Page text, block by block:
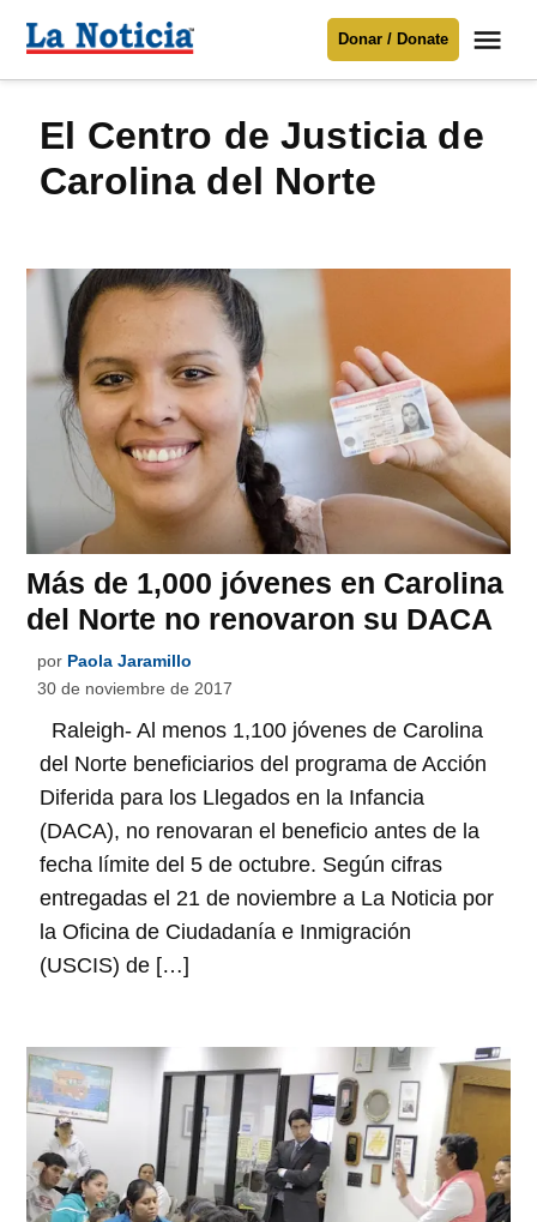
Para mantenerte informado necesitamostu apoyo
contenido
Noticia
Donar / Donate
el Centro de Justicia de
Carolina del Norte
Más de 1,000 jóvenes en Carolina
del Norte no renovaron su DACA
por Paola Jaramillo
30 de noviembre de 2017
Raleigh- Al menos 1,100 jóvenes de Carolina
del Norte beneficiarios del programa de Acción
Diferida para los Llegados en la Infancia
(DACA), no renovaran el beneficio antes de la
fecha límite del 5 de octubre. Según cifras
entregadas el 21 de noviembre a La Noticia por
la Oficina de Ciudadanía e Inmigración
(USCIS) de […]